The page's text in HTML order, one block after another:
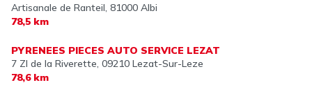
Artisanale de Ranteil, 81000 Albi
78,5 km
PYRENEES PIECES AUTO SERVICE LEZAT
7 ZI de la Riverette, 09210 Lezat-Sur-Leze
78,6 km